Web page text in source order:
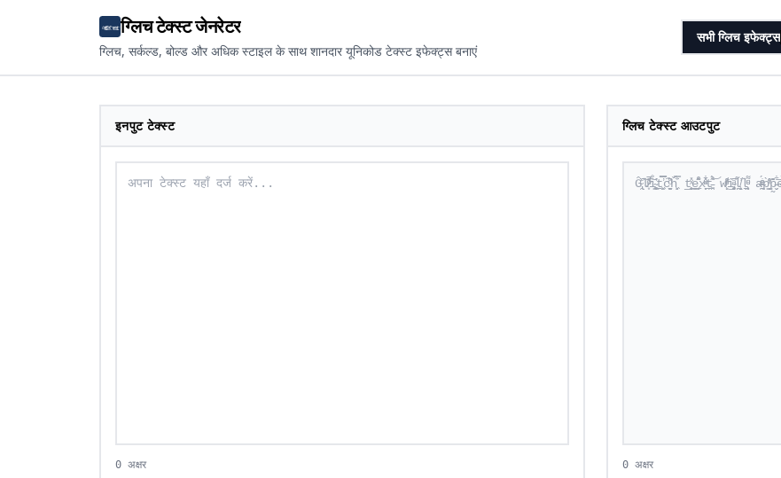
ग्लिच टेक्स्ट जेनरेटर
ग्लिच, सर्कल्ड, बोल्ड और अधिक स्टाइल के साथ शानदार यूनिकोड टेक्स्ट इफेक्ट्स बनाएं
सभी ग्लिच इफेक्ट्स
इनपुट टेक्स्ट
अपना टेक्स्ट यहाँ दर्ज करें...
0 अक्षर
ग्लिच टेक्स्ट आउटपुट
0 अक्षर